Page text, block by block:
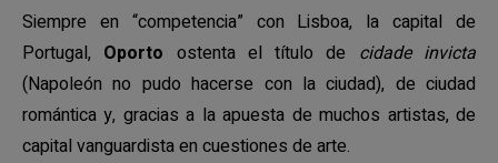
Siempre en “competencia” con Lisboa, la capital de
Portugal, Oporto ostenta el título de cidade invicta
(Napoleón no pudo hacerse con la ciudad), de ciudad
romántica y, gracias a la apuesta de muchos artistas, de
capital vanguardista en cuestiones de arte.